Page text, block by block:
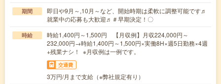
期間
即日や9月～,10月～など、開始時期は柔軟に調整可能です♬
就業中の応募も大歓迎♬＃早期決定！〇
時給
時給1,400円～1,500円 【月収例】月収224,000円～
232,000円→時給1,400円～1,500円×実働8H×週5日勤務×4週
+残業ナシ！ ※月収例は一例です。
交通費
3万円/月まで支給（※弊社規定有り）